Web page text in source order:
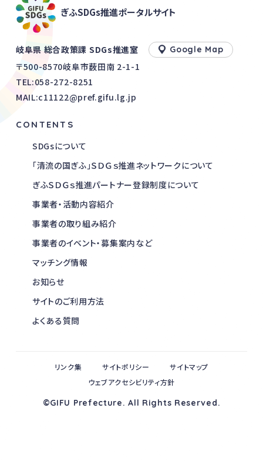
ぎふSDGs推進ポータルサイト
岐阜県 総合政策課 SDGs推進室 Google Map
〒500-8570岐阜市薮田南 2-1-1
TEL:058-272-8251
MAIL:c11122@pref.gifu.lg.jp
CONTENTS
SDGsについて
「清流の国ぎふ」ＳＤＧｓ推進ネットワークについて
ぎふＳＤＧｓ推進パートナー登録制度について
事業者・活動内容紹介
事業者の取り組み紹介
事業者のイベント・募集案内など
マッチング情報
お知らせ
サイトのご利用方法
よくある質問
©GIFU Prefecture. All Rights Reserved.
リンク集 サイトポリシー
サイトマップ
ウェブアクセシビリティ方針